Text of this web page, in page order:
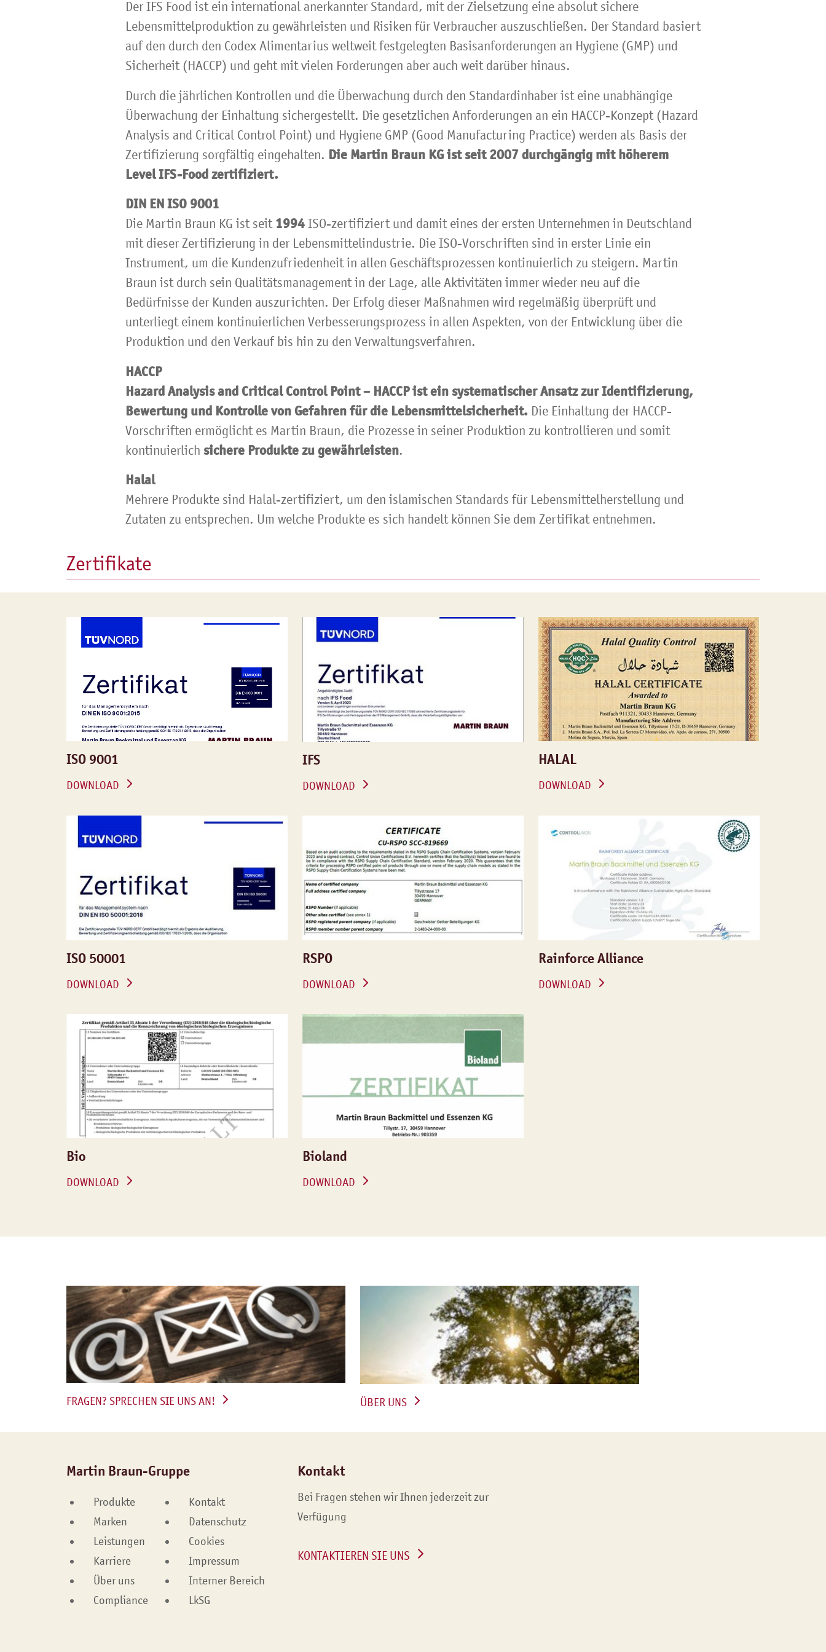
Der IFS Food ist ein international anerkannter Standard, mit der Zielsetzung eine absolut sichere
Lebensmittelproduktion zu gewährleisten und Risiken für Verbraucher auszuschließen. Der Standard basiert
auf den durch den Codex Alimentarius weltweit festgelegten Basisanforderungen an Hygiene (GMP) und
Sicherheit (HACCP) und geht mit vielen Forderungen aber auch weit darüber hinaus.
Durch die jährlichen Kontrollen und die Überwachung durch den Standardinhaber ist eine unabhängige
Überwachung der Einhaltung sichergestellt. Die gesetzlichen Anforderungen an ein HACCP-Konzept (Hazard
Analysis and Critical Control Point) und Hygiene GMP (Good Manufacturing Practice) werden als Basis der
Zertifizierung sorgfältig eingehalten. Die Martin Braun KG ist seit 2007 durchgängig mit höherem
Level IFS-Food zertifiziert.
DIN EN ISO 9001
Die Martin Braun KG ist seit 1994 ISO-zertifiziert und damit eines der ersten Unternehmen in Deutschland
mit dieser Zertifizierung in der Lebensmittelindustrie. Die ISO-Vorschriften sind in erster Linie ein
Instrument, um die Kundenzufriedenheit in allen Geschäftsprozessen kontinuierlich zu steigern. Martin
Braun ist durch sein Qualitätsmanagement in der Lage, alle Aktivitäten immer wieder neu auf die
Bedürfnisse der Kunden auszurichten. Der Erfolg dieser Maßnahmen wird regelmäßig überprüft und
unterliegt einem kontinuierlichen Verbesserungsprozess in allen Aspekten, von der Entwicklung über die
Produktion und den Verkauf bis hin zu den Verwaltungsverfahren.
HACCP
Hazard Analysis and Critical Control Point – HACCP ist ein systematischer Ansatz zur Identifizierung,
Bewertung und Kontrolle von Gefahren für die Lebensmittelsicherheit. Die Einhaltung der HACCP-
Vorschriften ermöglicht es Martin Braun, die Prozesse in seiner Produktion zu kontrollieren und somit
kontinuierlich sichere Produkte zu gewährleisten.
Halal
Mehrere Produkte sind Halal-zertifiziert, um den islamischen Standards für Lebensmittelherstellung und
Zutaten zu entsprechen. Um welche Produkte es sich handelt können Sie dem Zertifikat entnehmen.
Zertifikate
ISO 9001
DOWNLOAD
IFS
DOWNLOAD
HALAL
DOWNLOAD
ISO 50001
DOWNLOAD
RSPO
DOWNLOAD
Rainforce Alliance
DOWNLOAD
Bio
DOWNLOAD
Bioland
DOWNLOAD
FRAGEN? SPRECHEN SIE UNS AN! ÜBER UNS
Martin Braun-Gruppe
Produkte
Kontakt
Marken
Datenschutz
Leistungen
Cookies
Karriere
Impressum
Über uns
Interner Bereich
Compliance
LkSG
Kontakt
Bei Fragen stehen wir Ihnen jederzeit zur
Verfügung
KONTAKTIEREN SIE UNS